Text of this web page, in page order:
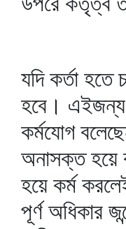
যদি কর্তা
হবে। এইজন্য
কর্মযোগ
অনাসক্ত হয়ে
হয়ে কর্ম
পূর্ণ অধিকার